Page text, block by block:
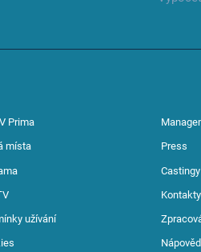
Prima
místa Press
Kontakty
užívání